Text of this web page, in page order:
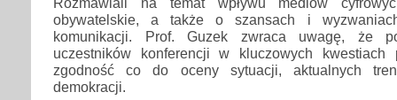
obywatelskie, a także o szansach i
komunikacji. Prof. Guzek zwraca uwagę, że
uczestników konferencji w kluczowych kwestiach
zgodność co do oceny sytuacji, aktualnych
demokracji.